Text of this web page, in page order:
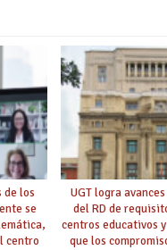
de los
se
centro
UGT logra
del RD de
centros educativos
que los